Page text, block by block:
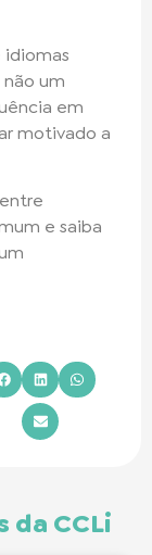
não um
em
motivado a
e saiba
da CCLi